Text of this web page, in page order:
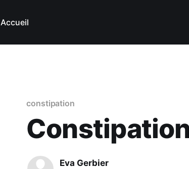
Accueil
constipation
Eva Gerbier